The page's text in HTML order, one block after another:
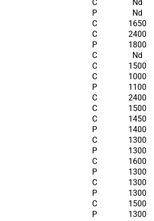
C Nd
P Nd
C 1650
C 2400
P 1800
C Nd
C 1500
C 1000
P 1100
C 2400
C 1500
C 1450
P 1400
C 1300
P 1300
C 1600
P 1300
C 1300
P 1300
C 1500
P 1300